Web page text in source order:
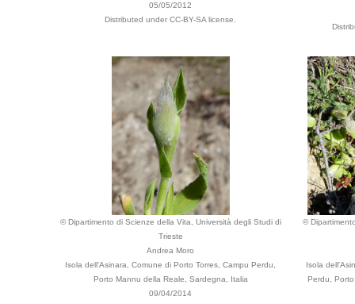
05/05/2012
Distributed under CC-BY-SA license.
© Dipartimento di Scienze della Vita, Università degli Studi di
Trieste
Andrea Moro
Isola dell'Asinara, Comune di Porto Torres, Campu Perdu,
Porto Mannu della Reale, Sardegna, Italia
09/04/2014
©
Isola
Perdu,